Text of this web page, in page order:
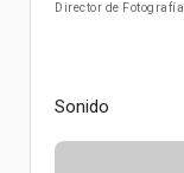
Director de Fotografía
Sonido